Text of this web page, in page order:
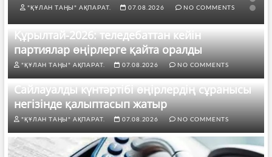
"ҚҰЛАН ТАҢЫ" АҚПАРАТ. 07.08.2026 NO COMMENTS
Құрылтай-2026: теледебаттан кейін
партиялар өңірлерге қайта оралды
"ҚҰЛАН ТАҢЫ" АҚПАРАТ. 07.08.2026 NO COMMENTS
Сайлауалды күнтәртібі өңірлердің сұранысы
негізінде қалыптасып жатыр
"ҚҰЛАН ТАҢЫ" АҚПАРАТ. 07.08.2026 NO COMMENTS